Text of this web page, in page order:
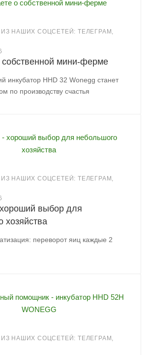
НАШИХ СОЦСЕТЕЙ: ТЕЛЕГРАМ,
собственной мини-ферме
инкубатор HHD 32 Wonegg станет
по производству счастья
НАШИХ СОЦСЕТЕЙ: ТЕЛЕГРАМ,
выбор для
хозяйства
переворот яиц каждые 2
НАШИХ СОЦСЕТЕЙ: ТЕЛЕГРАМ,